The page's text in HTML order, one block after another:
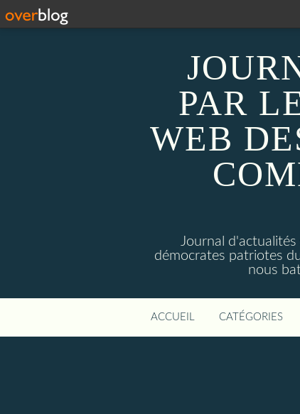
PAR
WEB
Journal
démocrates patriotes
nous
ACCUEIL CATÉGORIES